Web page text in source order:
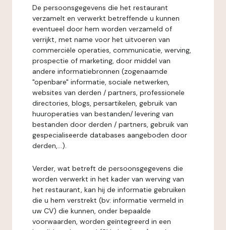
De persoonsgegevens die het restaurant
verzamelt en verwerkt betreffende u kunnen
eventueel door hem worden verzameld of
verrijkt, met name voor het uitvoeren van
commerciële operaties, communicatie, werving,
prospectie of marketing, door middel van
andere informatiebronnen (zogenaamde
"openbare" informatie, sociale netwerken,
websites van derden / partners, professionele
directories, blogs, persartikelen, gebruik van
huuroperaties van bestanden/ levering van
bestanden door derden / partners, gebruik van
gespecialiseerde databases aangeboden door
derden,...).
Verder, wat betreft de persoonsgegevens die
worden verwerkt in het kader van werving van
het restaurant, kan hij de informatie gebruiken
die u hem verstrekt (bv: informatie vermeld in
uw CV) die kunnen, onder bepaalde
voorwaarden, worden geïntegreerd in een